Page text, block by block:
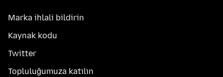
Marka ihlali bildirin
Kaynak kodu
Twitter
Topluluğumuza katılın